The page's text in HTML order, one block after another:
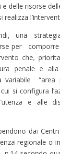
delle risorse
una
per
che,
penale e
variabile “area
si configura
e alle
dai
regionale o